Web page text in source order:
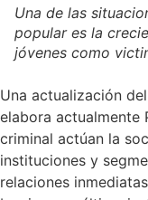
Una de las
popular es la
jóvenes como
Una actualización
elabora actualmente
criminal actúan la
instituciones y
relaciones